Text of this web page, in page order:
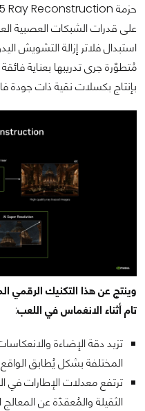
على قدرات الشبكات العصبية
استبدال فلاتر إزالة التشويش
مُتطوّرة جرى تدريبها بعناية
بإنتاج بكسلات نقية ذات جودة
وينتج عن هذا التكنيك الرقمي
تام أثناء الانغماس في اللعب:
تزيد دقة الإضاءة
المختلفة بشكل يُطابق الواقع
ترتفع معدلات الإطارات في
الثقيلة والمُعقدّة عن